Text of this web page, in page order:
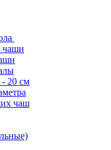
чаши
20 см
чаш